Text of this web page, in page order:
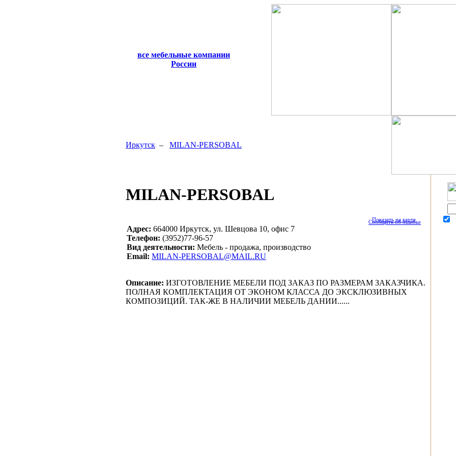
все мебельные компании
России
Иркутск – MILAN-PERSOBAL
MILAN-PERSOBAL
Адрес: 664000 Иркутск, ул. Шевцова 10, офис 7
Телефон: (3952)77-96-57
Вид деятельности: Мебель - продажа, производство
Email: MILAN-PERSOBAL@MAIL.RU
Показать на карте
Сообщить об ошибке
Описание: ИЗГОТОВЛЕНИЕ МЕБЕЛИ ПОД ЗАКАЗ ПО РАЗМЕРАМ ЗАКАЗЧИКА.
ПОЛНАЯ КОМПЛЕКТАЦИЯ ОТ ЭКОНОМ КЛАССА ДО ЭКСКЛЮЗИВНЫХ
КОМПОЗИЦИЙ. ТАК-ЖЕ В НАЛИЧИИ МЕБЕЛЬ ДАНИИ......